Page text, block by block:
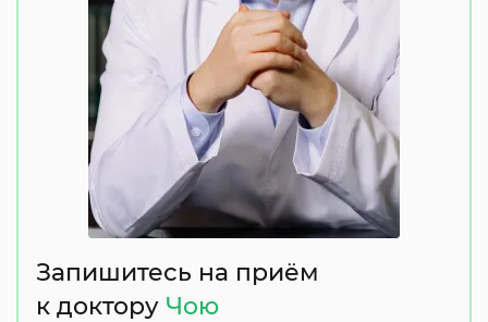
Запишитесь на приём
к доктору Чою